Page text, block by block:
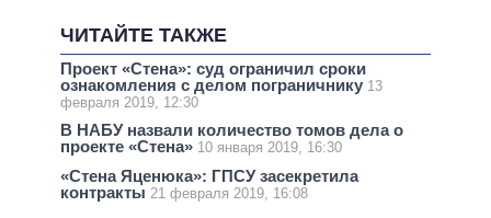
ЧИТАЙТЕ ТАКЖЕ
Проект «Стена»: суд ограничил сроки
ознакомления с делом пограничнику 13
февраля 2019, 12:30
В НАБУ назвали количество томов дела о
проекте «Стена» 10 января 2019, 16:30
«Стена Яценюка»: ГПСУ засекретила
контракты 21 февраля 2019, 16:08